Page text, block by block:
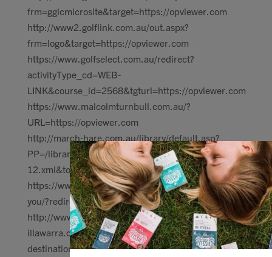
frm=gglcmicrosite&target=https://opviewer.com
http://www2.golflink.com.au/out.aspx?
frm=logo&target=https://opviewer.com
https://www.golfselect.com.au/redirect?
activityType_cd=WEB-
LINK&course_id=2568&tgturl=https://opviewer.com
https://www.malcolmturnbull.com.au/?
URL=https://opviewer.com
http://march-hare.com.au/library/default.asp?
PP=/library/toc/lib-
12.xml&tocPath=&URL=https://https://opviewer.com
https://www.oliverhume.com.au/enquiry/thank-
you/?redirectTo=https://opviewer.com
http://www.parents-guide-
illawarra.com.au/Redirect.aspx?
destination=https://https://opviewer.com